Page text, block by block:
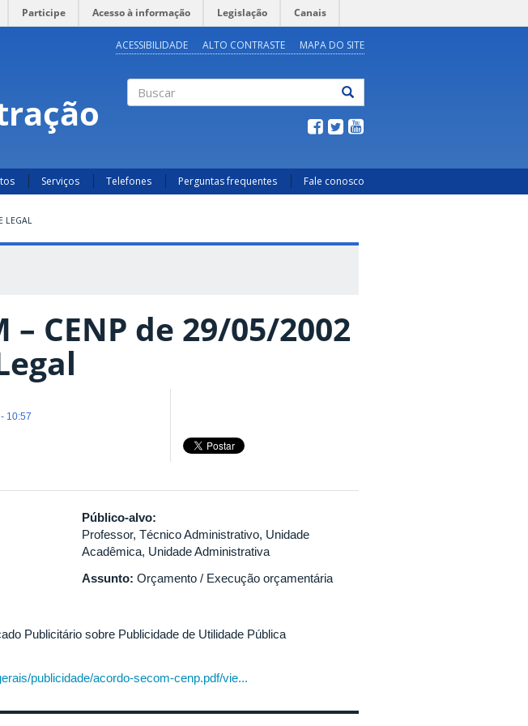
Participe Acesso à informação Legislação Canais
ACESSIBILIDADE ALTO CONTRASTE MAPA DO SITE
Serviços Telefones Perguntas frequentes Fale conosco
LEGAL
– CENP de 29/05/2002
10:57
Público-alvo:
Professor, Técnico Administrativo, Unidade
Acadêmica, Unidade Administrativa
Assunto:Orçamento / Execução orçamentária
Publicitário sobre Publicidade de Utilidade Pública
publicidade/acordo-secom-cenp.pdf/vie...